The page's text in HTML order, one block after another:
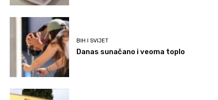
BIH I SVIJET
Danas sunačano i veoma toplo